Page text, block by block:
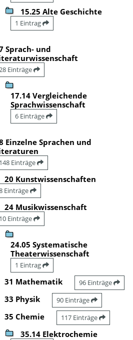
15.25 Alte Geschichte
1 Eintrag
Sprach- und
Einträge
17.14 Vergleichende
Sprachwissenschaft
6 Einträge
Einzelne Sprachen und
148 Einträge
20 Kunstwissenschaften
Einträge
24 Musikwissenschaft
10 Einträge
24.05 Systematische
Theaterwissenschaft
1 Eintrag
31 Mathematik 96 Einträge
33 Physik 90 Einträge
35 Chemie 117 Einträge
35.14 Elektrochemie